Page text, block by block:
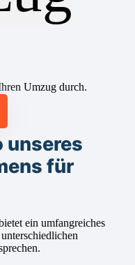
Umzug durch.
für
ein umfangreiches